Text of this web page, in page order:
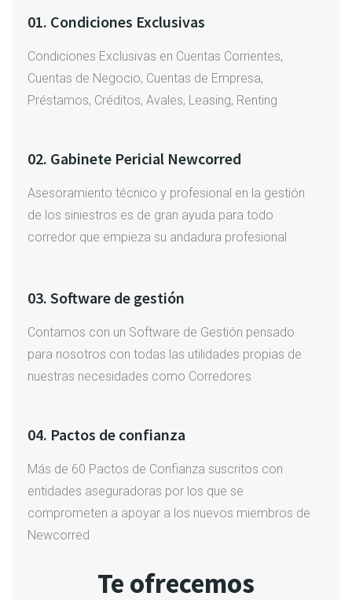
01. Condiciones Exclusivas
Condiciones Exclusivas en Cuentas Corrientes,
Cuentas de Negocio, Cuentas de Empresa,
Préstamos, Créditos, Avales, Leasing, Renting
02. Gabinete Pericial Newcorred
Asesoramiento técnico y profesional en la gestión
de los siniestros es de gran ayuda para todo
corredor que empieza su andadura profesional
03. Software de gestión
Contamos con un Software de Gestión pensado
para nosotros con todas las utilidades propias de
nuestras necesidades como Corredores
04. Pactos de confianza
Más de 60 Pactos de Confianza suscritos con
entidades aseguradoras por los que se
comprometen a apoyar a los nuevos miembros de
Newcorred
Te ofrecemos